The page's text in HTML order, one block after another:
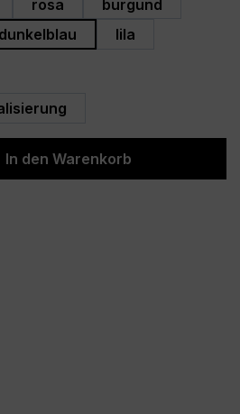
rosa
burgund
dunkelblau lila
gewünschten Wert
In den Warenkorb